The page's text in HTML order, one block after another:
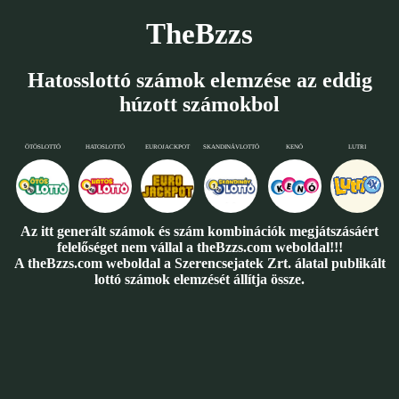
TheBzzs
Hatosslottó számok elemzése az eddig
húzott számokbol
ÖTÖSLOTTÓ HATOSLOTTÓ EUROJACKPOT SKANDINÁVLOTTÓ KENÓ LUTRI
Az itt generált számok és szám kombinációk megjátszásáért
felelőséget nem vállal a theBzzs.com weboldal!!!
A theBzzs.com weboldal a Szerencsejatek Zrt. álatal publikált
lottó számok elemzését állítja össze.